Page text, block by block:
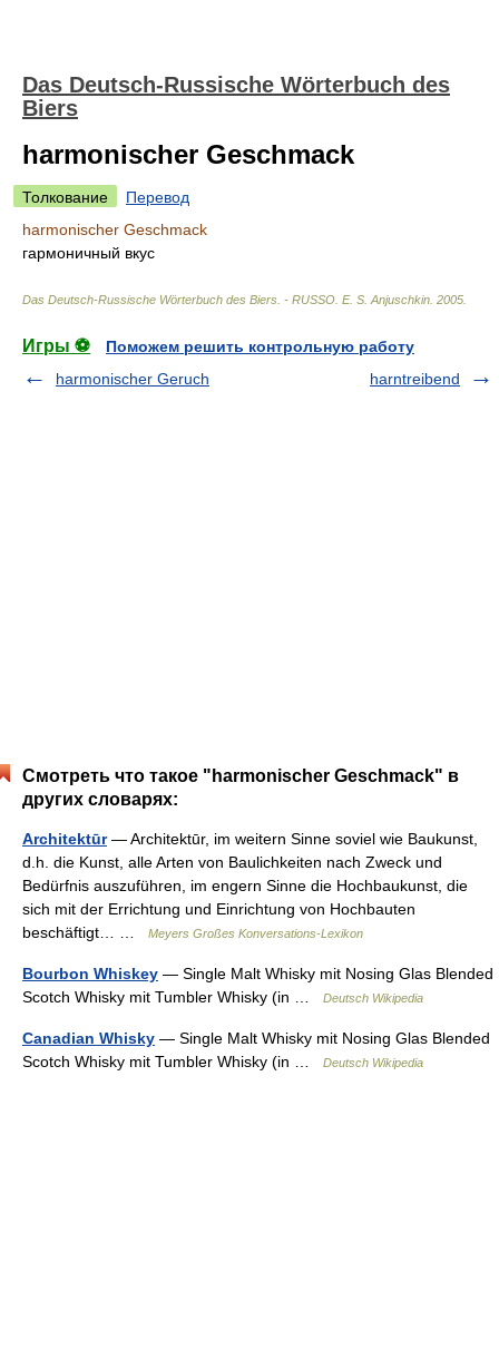
Das Deutsch-Russische Wörterbuch des
Biers
harmonischer Geschmack
Толкование
Перевод
harmonischer Geschmack
гармоничный вкус
Das Deutsch-Russische Wörterbuch des Biers. - RUSSO E. S. Anjuschkin 2005
Игры ⚽
Поможем решить контрольную работу
harmonischer Geruch
harntreibend
Смотреть что такое "harmonischer Geschmack" в
других словарях:
Architektūr— Architektūr, im weitern Sinne soviel wie Baukunst,
d.h. die Kunst, alle Arten von Baulichkeiten nach Zweck und
Bedürfnis auszuführen, im engern Sinne die Hochbaukunst, die
sich mit der Errichtung und Einrichtung von Hochbauten
beschäftigt… …
Meyers Großes Konversations-Lexikon
Bourbon Whiskey — Single Malt Whisky mit Nosing Glas Blended
Scotch Whisky mit Tumbler Whisky (in …
Deutsch Wikipedia
Canadian Whisky — Single Malt Whisky mit Nosing Glas Blended
Scotch Whisky mit Tumbler Whisky (in …
Deutsch Wikipedia